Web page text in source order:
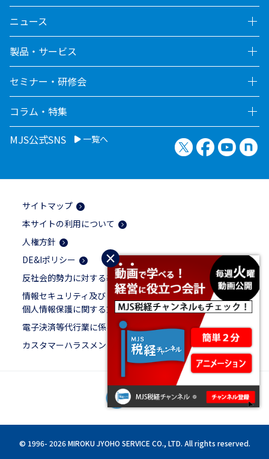
×
ニュース
製品・サービス
セミナー・研修会
コラム・特集
MJS公式SNS
一覧へ X（旧Twitter）
Facebook
サイトマップ
本サイトの利用について
人権方針
DE&Iポリシー
反社会的勢力に対する基本方針
情報セキュリティ及び
個人情報保護に関する方針
電子決済等代行業に係る表示
カスタマーハラスメントに対する基本方針
© 1996- 2026 MIROKU JYOHO SERVICE CO., LTD. All rights reserved.